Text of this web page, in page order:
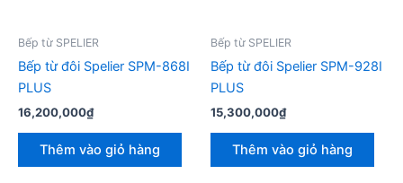
Bếp từ SPELIER
Bếp từ đôi Spelier SPM-868I
PLUS
16,200,000₫
Thêm vào giỏ hàng
Bếp từ SPELIER
Bếp từ đôi Spelier SPM-928I
PLUS
15,300,000₫
Thêm vào giỏ hàng